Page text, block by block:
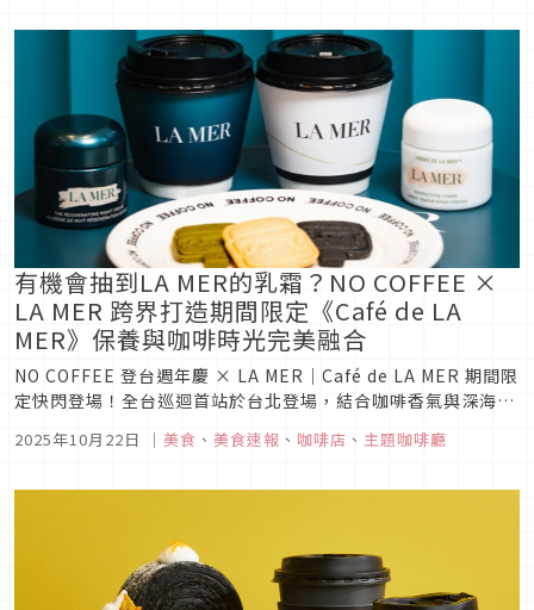
有機會抽到LA MER的乳霜？NO COFFEE ×
LA MER 跨界打造期間限定《Café de LA
MER》保養與咖啡時光完美融合
NO COFFEE 登台週年慶 × LA MER｜Café de LA MER 期間限
定快閃登場！全台巡迴首站於台北登場，結合咖啡香氣與深海修
2025年10月22日 ｜ 美食 、 美食速報 、 咖啡店 、 主題咖啡廳